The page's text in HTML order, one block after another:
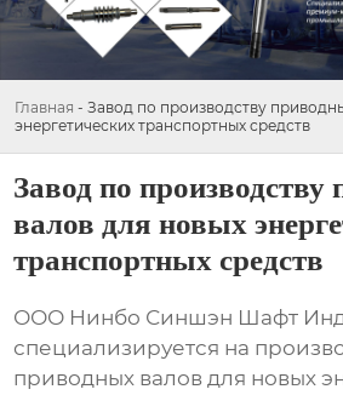
Главная - Завод по производству
энергетических транспортных средств
Завод по
валов для новых
транспортных средств
ООО Нинбо Синшэн Шафт
специализируется на
приводных валов для новых